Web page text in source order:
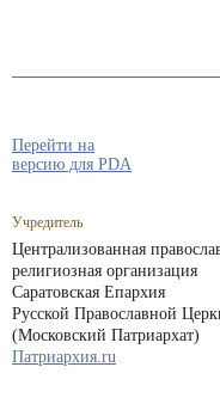
Учредитель
Централизованная
религиозная организация
Саратовская Епархия
Русской Православной
(Московский Патриархат)
Патриархия.ru
Перейти на
версию для PDA